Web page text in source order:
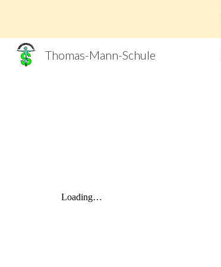
Thomas-Mann-Schule